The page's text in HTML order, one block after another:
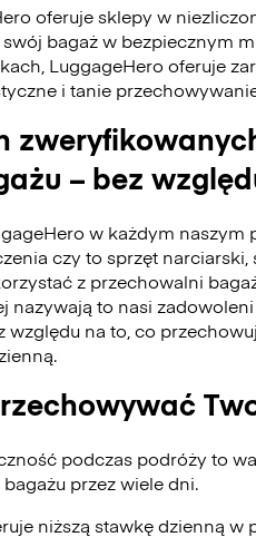
oferuje sklepy w
bagaż w bezpiecznym
LuggageHero oferuje
i tanie
– bez
w każdym
czy to sprzęt
z przechowalni
nazywają to nasi
względu na to, co
podczas podróży to
przez wiele dni.
niższą stawkę dzienną w